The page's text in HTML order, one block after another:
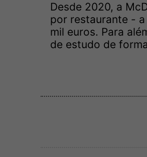
Desde 2020, a
por restaurante -
mil euros. Para
de estudo de